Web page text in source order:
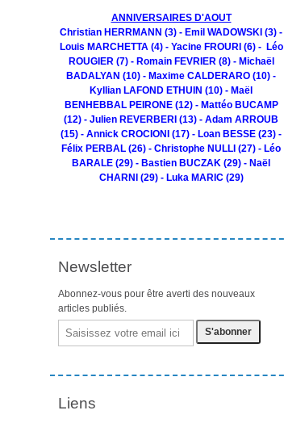
ANNIVERSAIRES D'AOUT
Christian HERRMANN (3) - Emil WADOWSKI (3) -
Louis MARCHETTA (4) - Yacine FROURI (6) - Léo
ROUGIER (7) - Romain FEVRIER (8) - Michaël
BADALYAN (10) - Maxime CALDERARO (10) -
Kyllian LAFOND ETHUIN (10) - Maël
BENHEBBAL PEIRONE (12) - Mattéo BUCAMP
(12) - Julien REVERBERI (13) - Adam ARROUB
(15) - Annick CROCIONI (17) - Loan BESSE (23) -
Félix PERBAL (26) - Christophe NULLI (27) - Léo
BARALE (29) - Bastien BUCZAK (29) - Naël
CHARNI (29) - Luka MARIC (29)
Newsletter
Abonnez-vous pour être averti des nouveaux
articles publiés.
Email
Liens